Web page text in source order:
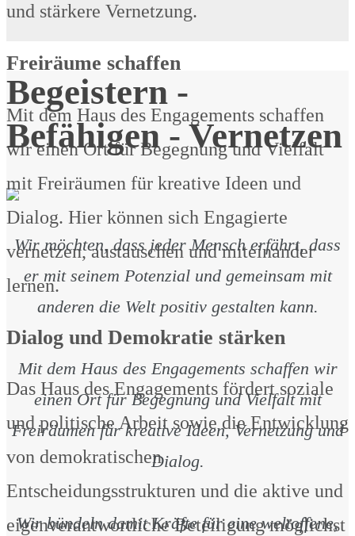
und stärkere Vernetzung.
Freiräume schaffen
Mit dem Haus des Engagements schaffen
wir einen Ort für Begegnung und Vielfalt
mit Freiräumen für kreative Ideen und
Dialog. Hier können sich Engagierte
vernetzen, austauschen und miteinander
lernen.
Dialog und Demokratie stärken
Das Haus des Engagements fördert soziale
und politische Arbeit sowie die Entwicklung
von demokratischen
Entscheidungsstrukturen und die aktive und
eigenverantwortliche Beteiligung möglichst
Begeistern -
Befähigen - Vernetzen
Wir möchten, dass jeder Mensch erfährt, dass
er mit seinem Potenzial und gemeinsam mit
anderen die Welt positiv gestalten kann.
Mit dem Haus des Engagements schaffen wir
einen Ort für Begegnung und Vielfalt mit
Freiräumen für kreative Ideen, Vernetzung und
Dialog.
Wir bündeln damit Kräfte für eine weltoffene,